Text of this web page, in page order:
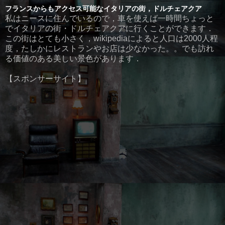
フランスからもアクセス可能なイタリアの街，ドルチェアクア
私はニースに住んでいるので，車を使えば一時間ちょっと
でイタリアの街・ドルチェアクアに行くことができます．
この街はとても小さく，wikipediaによると人口は2000人程
度，たしかにレストランやお店は少なかった。。でも訪れ
る価値のある美しい景色があります．
【スポンサーサイト】